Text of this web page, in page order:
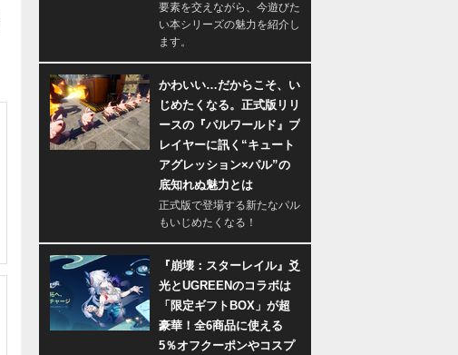
要素を交えながら、今遊びた
い本シリーズの魅力を紹介し
ます。
かわいい…だからこそ、い
じめたくなる。正式版リリ
ースの『パルワールド』プ
レイヤーに訊く“キュート
アグレッション×パル”の
底知れぬ魅力とは
正式版で登場する新たなパル
もいじめたくなる！
『崩壊：スターレイル』爻
光とUGREENのコラボは
「限定ギフトBOX」が超
豪華！全6商品に使える
5％オフクーポンやコスプ